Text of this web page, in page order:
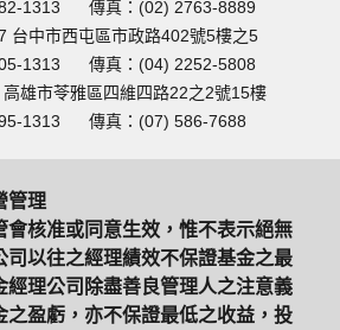
1313
傳真：(02) 2763-8889
台中市西屯區市政路402號5樓之5
1313
傳真：(04) 2252-5808
雄市苓雅區四維四路22之2號15樓
1313
傳真：(07) 586-7688
管理
會核准或同意生效，惟不表示絕無
司以往之經理績效不保證基金之最
經理公司除盡善良管理人之注意義
之盈虧，亦不保證最低之收益，投